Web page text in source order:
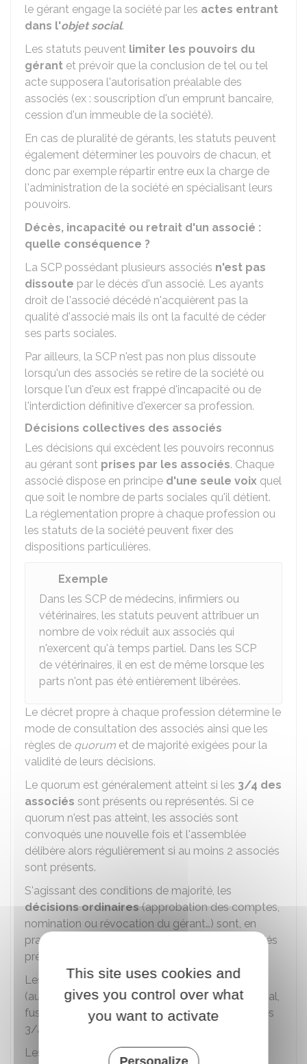
le gérant engage la société par les actes entrant
dans l'objet social.
Les statuts peuvent limiter les pouvoirs du
gérant et prévoir que la conclusion de tel ou tel
acte supposera l'autorisation préalable des
associés (ex : souscription d'un emprunt bancaire,
cession d'un immeuble de la société).
En cas de pluralité de gérants, les statuts peuvent
également déterminer les pouvoirs de chacun, et
donc par exemple répartir entre eux la charge de
l'administration de la société en spécialisant leurs
pouvoirs.
Décès, incapacité ou retrait d'un associé :
quelle conséquence ?
La SCP possédant plusieurs associés n'est pas
dissoute par le décès d'un associé. Les ayants
droit de l'associé décédé n'acquièrent pas la
qualité d'associé mais ils ont la faculté de céder
ses parts sociales.
Par ailleurs, la SCP n'est pas non plus dissoute
lorsqu'un des associés se retire de la société ou
lorsque l'un d'eux est frappé d'incapacité ou de
l'interdiction définitive d'exercer sa profession.
Décisions collectives des associés
Les décisions qui excèdent les pouvoirs reconnus
au gérant sont prises par les associés. Chaque
associé dispose en principe d'une seule voix quel
que soit le nombre de parts sociales qu'il détient.
La réglementation propre à chaque profession ou
les statuts de la société peuvent fixer des
dispositions particulières.
Exemple
Dans les SCP de médecins, infirmiers ou
vétérinaires, les statuts peuvent attribuer un
nombre de voix réduit aux associés qui
n'exercent qu'à temps partiel. Dans les SCP
de vétérinaires, il en est de même lorsque les
parts n'ont pas été entièrement libérées.
Le décret propre à chaque profession détermine le
mode de consultation des associés ainsi que les
règles de quorum et de majorité exigées pour la
validité de leurs décisions.
Le quorum est généralement atteint si les 3/4 des
associés sont présents ou représentés. Si ce
quorum n'est pas atteint, les associés sont
convoqués une nouvelle fois et l'assemblée
délibère alors régulièrement si au moins 2 associés
sont présents.
S'agissant des conditions de majorité, les
décisions ordinaires(approbation des comptes,
nomination ou révocation du gérant…) sont, en
pratique, prises à la majorité des voix des associés
présents ou représentés.
Les
décisions modifiant les statuts
(augmentation du capital, transfert du siège social,
fusion…) sont quant à elles prises à la majorité des
3/4 des voix de l'ensemble des associés.
Les délibérations en assemblée donnent lieu à
This site uses cookies and
gives you control over what
you want to activate
Personalize